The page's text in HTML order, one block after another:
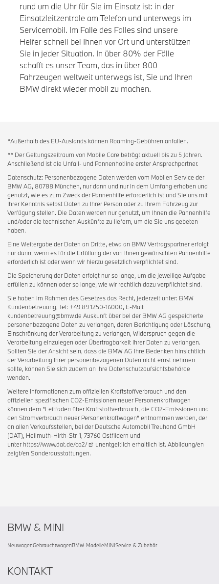
rund um die Uhr für Sie im Einsatz ist: in der
Einsatzleitzentrale am Telefon und unterwegs im
Servicemobil. Im Falle des Falles sind unsere
Helfer schnell bei Ihnen vor Ort und unterstützen
Sie in jeder Situation. In über 80% der Fälle
schafft es unser Team, das in über 800
Fahrzeugen weltweit unterwegs ist, Sie und Ihren
BMW direkt wieder mobil zu machen.
*Außerhalb des EU-Auslands können Roaming-Gebühren anfallen.
** Der Geltungszeitraum von Mobile Care beträgt aktuell bis zu 5 Jahren.
Anschließend ist die Unfall- und Pannenhotline erster Ansprechpartner.
Datenschutz: Personenbezogene Daten werden vom Mobilen Service der
BMW AG, 80788 München, nur dann und nur in dem Umfang erhoben und
genutzt, wie es zum Zweck der Pannenhilfe erforderlich ist und Sie uns mit
Ihrer Kenntnis selbst Daten zu Ihrer Person oder zu Ihrem Fahrzeug zur
Verfügung stellen. Die Daten werden nur genutzt, um Ihnen die Pannenhilfe
und/oder die technischen Auskünfte zu liefern, um die Sie uns gebeten
haben.
Eine Weitergabe der Daten an Dritte, etwa an BMW Vertragspartner erfolgt
nur dann, wenn es für die Erfüllung der von Ihnen gewünschten Pannenhilfe
erforderlich ist oder wenn wir hierzu gesetzlich verpflichtet sind.
Die Speicherung der Daten erfolgt nur so lange, um die jeweilige Aufgabe
erfüllen zu können oder so lange, wie wir rechtlich dazu verpflichtet sind.
Sie haben im Rahmen des Gesetzes das Recht, jederzeit unter: BMW
Kundenbetreuung, Tel: +49 89 1250-16000, E-Mail:
kundenbetreuung@bmw.de Auskunft über bei der BMW AG gespeicherte
personenbezogene Daten zu verlangen, deren Berichtigung oder Löschung,
Einschränkung der Verarbeitung zu verlangen, Widerspruch gegen die
Verarbeitung einzulegen oder Übertragbarkeit Ihrer Daten zu verlangen.
Sollten Sie der Ansicht sein, dass die BMW AG Ihre Bedenken hinsichtlich
der Verarbeitung Ihrer personenbezogenen Daten nicht ernst nehmen
sollte, können Sie sich zudem an Ihre Datenschutzaufsichtsbehörde
wenden.
Weitere Informationen zum offiziellen Kraftstoffverbrauch und den
offiziellen spezifischen CO2-Emissionen neuer Personenkraftwagen
können dem "Leitfaden über Kraftstoffverbrauch, die CO2-Emissionen und
den Stromverbrauch neuer Personenkraftwagen" entnommen werden, der
an allen Verkaufsstellen, bei der Deutsche Automobil Treuhand GmbH
(DAT), Hellmuth-Hirth-Str. 1, 73760 Ostfildern und
unter https://www.dat.de/co2/
unentgeltlich erhältlich ist. Abbildung/en
zeigt/en Sonderausstattungen.
BMW & MINI
NeuwagenGebrauchtwagenBMW-ModelleMINIService & Zubehör
KONTAKT